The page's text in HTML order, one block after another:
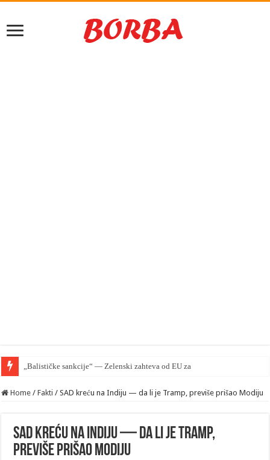
Home / Fakti / SAD kreću na Indiju — da li je Tramp, previše prišao Modiju
SAD kreću na Indiju — da li je Tramp,
previše prišao Modiju